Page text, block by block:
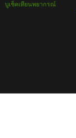
บูเช็คเทียนพยากรณ์